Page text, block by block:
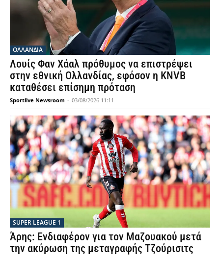
OΛΛΑΝΔΊΑ
Λουίς Φαν Χάαλ πρόθυμος να επιστρέψει
στην εθνική Ολλανδίας, εφόσον η KNVB
καταθέσει επίσημη πρόταση
Sportlive Newsroom - 03/08/2026 11:11
SUPER LEAGUE 1
Άρης: Ενδιαφέρον για τον Μαζουακού μετά
την ακύρωση της μεταγραφής Τζούρισιτς